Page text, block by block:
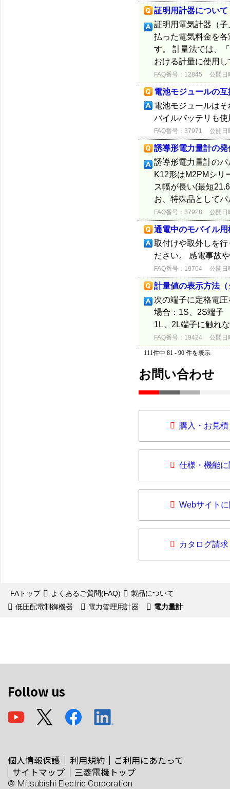
証明用計器について
証明用電気計器（
払った電気料金を
す。 計量法では、
おける計量に使用
FAQ番号：12845 公開日
電池モジュールの
電池モジュールは
バイルバッテリも
FAQ番号：37971 公開日
誘導形電力量計の
誘導形電力量計の
K12形はM2PMシリ
ス幅が長い(最短
お、特殊品として
FAQ番号：37928 公開日
通電中のモバイル
取付けや取外しを
ださい。 感電事故
FAQ番号：19704 公開日
計量値の表示方法
次の端子に定格電
場合：1S、2S端
1L、2L端子に触れ
FAQ番号：19424 公開日
111件中 81 - 90 件を表示
お問い合わせ
購入・お見
仕様・機能
Webサイト
カタログ請求
FAトップ よくあるご質問(FAQ)
製品について
低圧配電制御機器
電力管理用計器 電力量計
Follow us
個人情報保護 利用規約
ご利用にあたって
サイトマップ
三菱電機トップ
© Mitsubishi Electric Corporation